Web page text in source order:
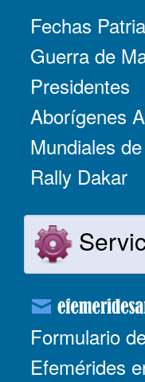
Fechas
Guerra de
Presidentes
Aborígenes
Mundiales
Rally Dakar
Formulario
Efemérides